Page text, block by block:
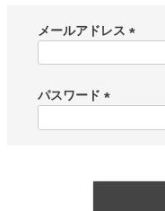
メールアドレス
)
パスワード